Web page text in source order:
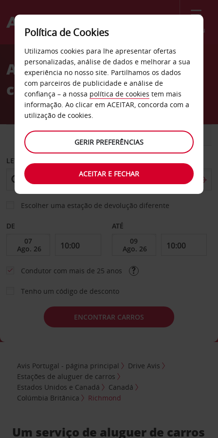
Menu
Welcome
AvisAluguer de
carros Richmond
CARRO COMERCIAIS
LEVANTAR EM
Escolher uma estação de devolução diferente
DE ATÉ
Condutor com mais de 25 anos
Tenho um código de desconto
ENCONTRAR CARROS
Avis Portugal - página principal
Drive Avis
Estações de aluguer de carros
Estados Unidos e Canadá
Canadá
Colúmbia Britânica
Richmond
Um serviço de aluguer de carros
Política de Cookies
Utilizamos cookies para lhe apresentar ofertas
personalizadas, análise de dados e melhorar a sua
experiência no nosso site. Partilhamos os dados
com parceiros de publicidade e análise de
confiança – a nossa política de cookies tem mais
informação. Ao clicar em ACEITAR, concorda com a
utilização de cookies.
GERIR PREFERÊNCIAS
ACEITAR E FECHAR